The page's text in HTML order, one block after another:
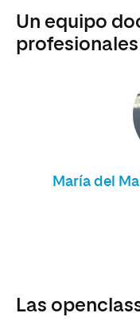
Un equipo
María del
Las